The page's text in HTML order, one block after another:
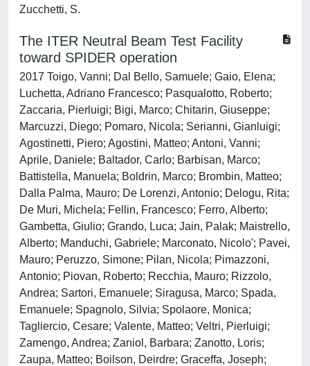
Zucchetti, S.
The ITER Neutral Beam Test Facility
toward SPIDER operation
2017 Toigo, Vanni; Dal Bello, Samuele; Gaio, Elena;
Luchetta, Adriano Francesco; Pasqualotto, Roberto;
Zaccaria, Pierluigi; Bigi, Marco; Chitarin, Giuseppe;
Marcuzzi, Diego; Pomaro, Nicola; Serianni, Gianluigi;
Agostinetti, Piero; Agostini, Matteo; Antoni, Vanni;
Aprile, Daniele; Baltador, Carlo; Barbisan, Marco;
Battistella, Manuela; Boldrin, Marco; Brombin, Matteo;
Dalla Palma, Mauro; De Lorenzi, Antonio; Delogu, Rita;
De Muri, Michela; Fellin, Francesco; Ferro, Alberto;
Gambetta, Giulio; Grando, Luca; Jain, Palak; Maistrello,
Alberto; Manduchi, Gabriele; Marconato, Nicolo'; Pavei,
Mauro; Peruzzo, Simone; Pilan, Nicola; Pimazzoni,
Antonio; Piovan, Roberto; Recchia, Mauro; Rizzolo,
Andrea; Sartori, Emanuele; Siragusa, Marco; Spada,
Emanuele; Spagnolo, Silvia; Spolaore, Monica;
Tagliercio, Cesare; Valente, Matteo; Veltri, Pierluigi;
Zamengo, Andrea; Zaniol, Barbara; Zanotto, Loris;
Zaupa, Matteo; Boilson, Deirdre; Graceffa, Joseph;